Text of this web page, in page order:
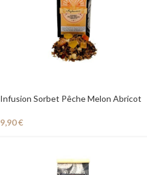
Infusion Sorbet Pêche Melon Abricot
9,90€